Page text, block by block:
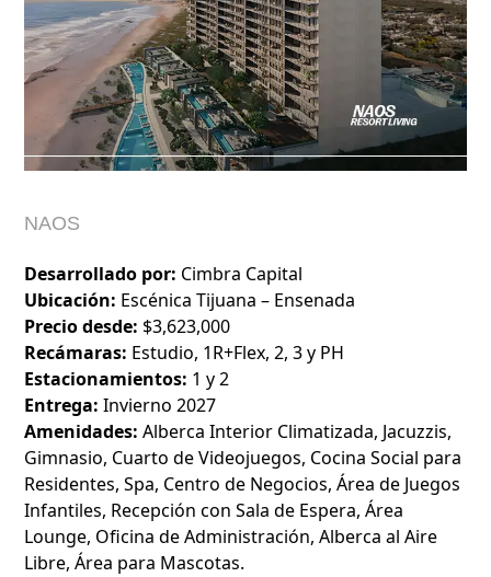
NAOS
Desarrollado por: Cimbra Capital
Ubicación: Escénica Tijuana – Ensenada
Precio desde: $3,623,000
Recámaras: Estudio, 1R+Flex, 2, 3 y PH
Estacionamientos: 1 y 2
Entrega: Invierno 2027
Amenidades:Alberca Interior Climatizada, Jacuzzis,
Gimnasio, Cuarto de Videojuegos, Cocina Social para
Residentes, Spa, Centro de Negocios, Área de Juegos
Infantiles, Recepción con Sala de Espera, Área
Lounge, Oficina de Administración, Alberca al Aire
Libre, Área para Mascotas.